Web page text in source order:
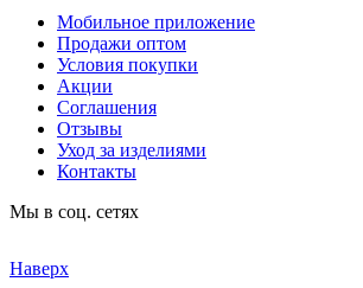
Мобильное приложение
Продажи оптом
Условия покупки
Акции
Соглашения
Отзывы
Уход за изделиями
Контакты
Мы в соц. сетях
Наверх